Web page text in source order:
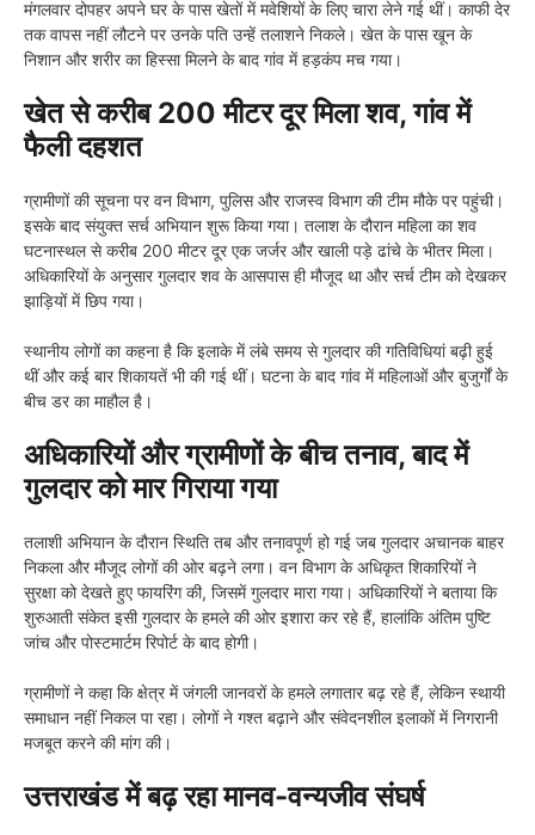
मंगलवार दोपहर अपने घर के पास खेतों में मवेशियों के लिए चारा लेने गई थीं। काफी देर
तक वापस नहीं लौटने पर उनके पति उन्हें तलाशने निकले। खेत के पास खून के
निशान और शरीर का हिस्सा मिलने के बाद गांव में हड़कंप मच गया।
खेत से करीब 200 मीटर दूर मिला शव, गांव में
फैली दहशत
ग्रामीणों की सूचना पर वन विभाग, पुलिस और राजस्व विभाग की टीम मौके पर पहुंची।
इसके बाद संयुक्त सर्च अभियान शुरू किया गया। तलाश के दौरान महिला का शव
घटनास्थल से करीब 200 मीटर दूर एक जर्जर और खाली पड़े ढांचे के भीतर मिला।
अधिकारियों के अनुसार गुलदार शव के आसपास ही मौजूद था और सर्च टीम को देखकर
झाड़ियों में छिप गया।
स्थानीय लोगों का कहना है कि इलाके में लंबे समय से गुलदार की गतिविधियां बढ़ी हुई
थीं और कई बार शिकायतें भी की गई थीं। घटना के बाद गांव में महिलाओं और बुजुर्गों के
बीच डर का माहौल है।
अधिकारियों और ग्रामीणों के बीच तनाव, बाद में
गुलदार को मार गिराया गया
तलाशी अभियान के दौरान स्थिति तब और तनावपूर्ण हो गई जब गुलदार अचानक बाहर
निकला और मौजूद लोगों की ओर बढ़ने लगा। वन विभाग के अधिकृत शिकारियों ने
सुरक्षा को देखते हुए फायरिंग की, जिसमें गुलदार मारा गया। अधिकारियों ने बताया कि
शुरुआती संकेत इसी गुलदार के हमले की ओर इशारा कर रहे हैं, हालांकि अंतिम पुष्टि
जांच और पोस्टमार्टम रिपोर्ट के बाद होगी।
ग्रामीणों ने कहा कि क्षेत्र में जंगली जानवरों के हमले लगातार बढ़ रहे हैं, लेकिन स्थायी
समाधान नहीं निकल पा रहा। लोगों ने गश्त बढ़ाने और संवेदनशील इलाकों में निगरानी
मजबूत करने की मांग की।
उत्तराखंड में बढ़ रहा मानव-वन्यजीव संघर्ष